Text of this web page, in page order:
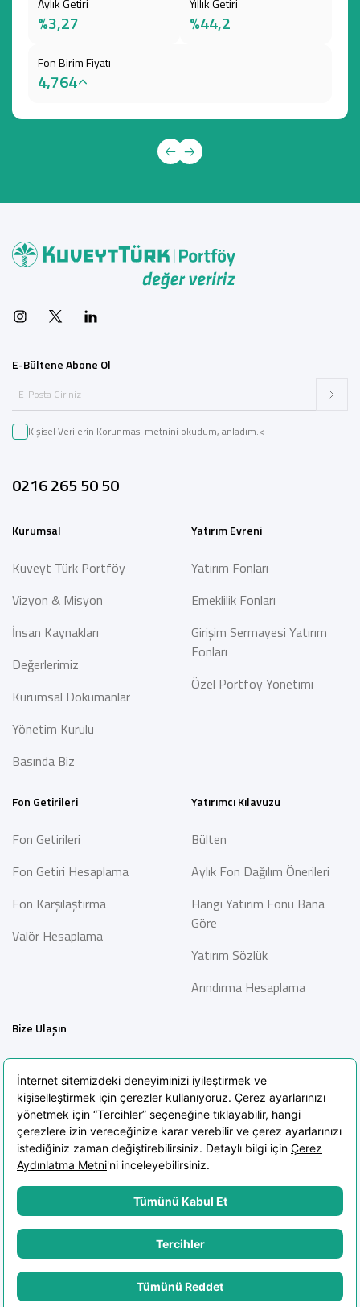
Aylık Getiri
%3,27
Yıllık Getiri
%44,2
Fon Birim Fiyatı
4,764
E-Bültene Abone Ol
Kişisel Verilerin Korunması metnini okudum, anladım.<
0216 265 50 50
Kurumsal
Kuveyt Türk Portföy
Vizyon & Misyon
İnsan Kaynakları
Değerlerimiz
Kurumsal Dokümanlar
Yönetim Kurulu
Basında Biz
Yatırım Evreni
Yatırım Fonları
Emeklilik Fonları
Girişim Sermayesi Yatırım
Fonları
Özel Portföy Yönetimi
Fon Getirileri
Fon Getirileri
Fon Getiri Hesaplama
Fon Karşılaştırma
Valör Hesaplama
Yatırımcı Kılavuzu
Bülten
Aylık Fon Dağılım Önerileri
Hangi Yatırım Fonu Bana
Göre
Yatırım Sözlük
Arındırma Hesaplama
Bize Ulaşın
İletişim
Bilgi Toplumu Hizmetleri
Sıkça Sorulan Sorular Blog
KVKK Aydınlatma Metni
KVKK Politikası
Çerez Politikası
© 2025 Kuveyt Türk Portföy